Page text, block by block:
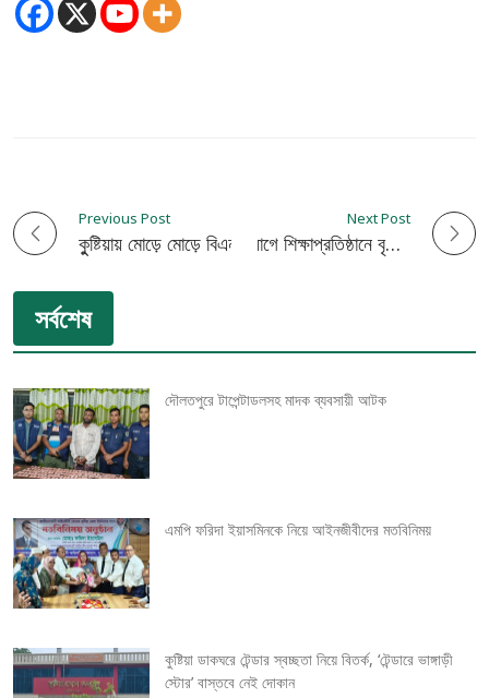
P
o
s
t
n
a
v
i
a
Previous Post
কুুষ্টিয়ায় মোড়ে মোড়ে বিএনপির মানবন্ধন
Next Post
জাহিদ ফাউন্ডেশনের উদ্যোগে শিক্ষাপ্রতিষ্ঠানে বৃক্ষ বিতরণ
সর্বশেষ
দৌলতপুরে টাপেন্টাডলসহ মাদক ব্যবসায়ী আটক
এমপি ফরিদা ইয়াসমিনকে নিয়ে আইনজীবীদের মতবিনিময়
কুষ্টিয়া ডাকঘরে টেন্ডার স্বচ্ছতা নিয়ে বিতর্ক, ‘টেন্ডারে ভাঙ্গাড়ী
স্টোর’ বাস্তবে নেই দোকান